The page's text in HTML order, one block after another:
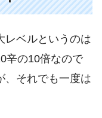
レベルというのは
辛の10倍なので
、それでも一度は